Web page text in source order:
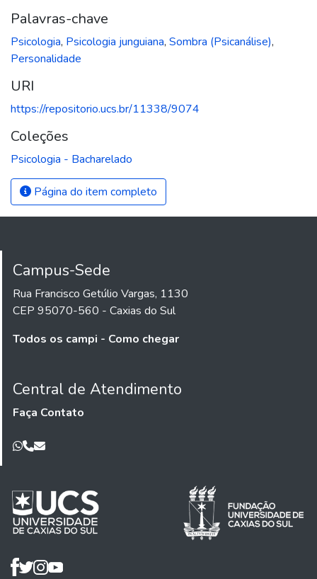
Palavras-chave
Psicologia, Psicologia junguiana, Sombra (Psicanálise),
Personalidade
URI
https://repositorio.ucs.br/11338/9074
Coleções
Psicologia - Bacharelado
Página do item completo
Campus-Sede
Rua Francisco Getúlio Vargas, 1130
CEP 95070-560 - Caxias do Sul
Todos os campi - Como chegar
Central de Atendimento
Faça Contato